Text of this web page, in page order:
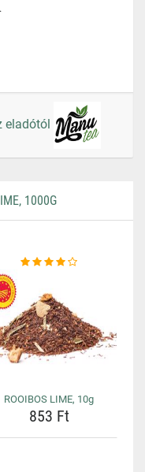
eladótól
1000G
ROOIBOS LIME, 10g
853 Ft